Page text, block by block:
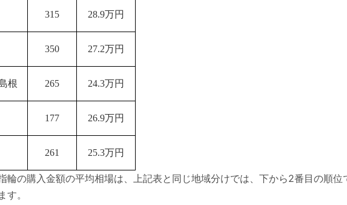
315 28.9万円
350 27.2万円
根 265 24.3万円
177 26.9万円
261 25.3万円
輪の購入金額の平均相場は、上記表と同じ地域分けでは、下から2番目の順
。